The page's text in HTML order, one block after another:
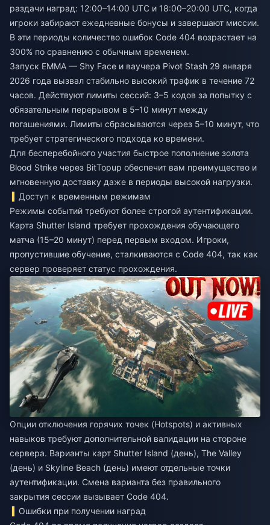
раздачи наград: 12:00–14:00 UTC и 18:00–20:00 UTC, когда
игроки забирают ежедневные бонусы и завершают миссии.
В эти периоды количество ошибок Code 404 возрастает на
300% по сравнению с обычным временем.
Запуск EMMA — Shy Face и ваучера Pivot Stash 29 января
2026 года вызвал стабильно высокий трафик в течение 72
часов. Действуют лимиты сессий: 3–5 кодов за попытку с
обязательным перерывом в 5–10 минут между
погашениями. Лимиты сбрасываются через 5–10 минут, что
требует стратегического подхода ко времени.
Для бесперебойного участия быстрое пополнение золота
Blood Strike через BitTopup обеспечит вам преимущество и
мгновенную доставку даже в периоды высокой нагрузки.
Доступ к временным режимам
Режимы событий требуют более строгой аутентификации.
Карта Shutter Island требует прохождения обучающего
матча (15–20 минут) перед первым входом. Игроки,
пропустившие обучение, сталкиваются с Code 404, так как
сервер проверяет статус прохождения.
Опции отключения горячих точек (Hotspots) и активных
навыков требуют дополнительной валидации на стороне
сервера. Варианты карт Shutter Island (день), The Valley
(день) и Skyline Beach (день) имеют отдельные точки
аутентификации. Смена варианта без правильного
закрытия сессии вызывает Code 404.
Ошибки при получении наград